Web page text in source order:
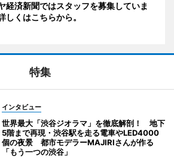
経済新聞ではスタッフを募集していま
しくはこちらから。
特集
インタビュー
世界最大「渋谷ジオラマ」を徹底解剖！ 地下
5階まで再現・渋谷駅を走る電車やLED4000
個の夜景 都市モデラーMAJIRIさんが作る
「もう一つの渋谷」